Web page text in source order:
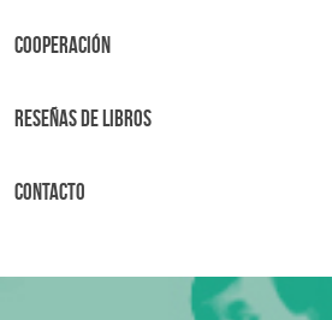
Cooperación
Reseñas de libros
Contacto